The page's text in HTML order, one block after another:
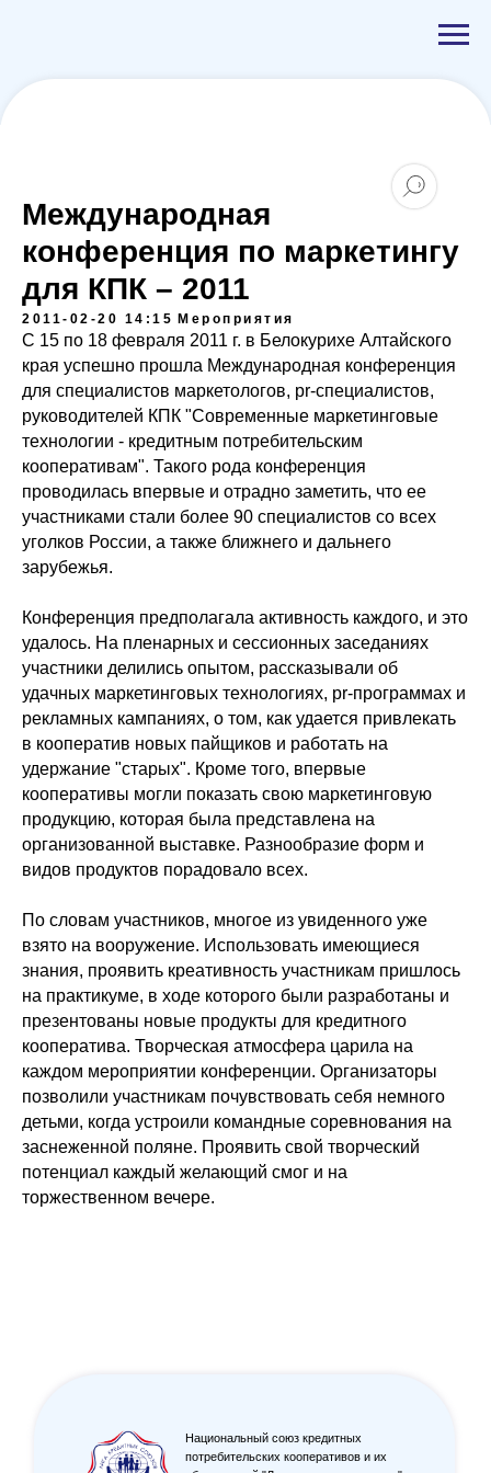
Международная
конференция по маркетингу
для КПК – 2011
2011-02-20 14:15 Мероприятия
С 15 по 18 февраля 2011 г. в Белокурихе Алтайского
края успешно прошла Международная конференция
для специалистов маркетологов, pr-специалистов,
руководителей КПК "Современные маркетинговые
технологии - кредитным потребительским
кооперативам". Такого рода конференция
проводилась впервые и отрадно заметить, что ее
участниками стали более 90 специалистов со всех
уголков России, а также ближнего и дальнего
зарубежья.
Конференция предполагала активность каждого, и это
удалось. На пленарных и сессионных заседаниях
участники делились опытом, рассказывали об
удачных маркетинговых технологиях, pr-программах и
рекламных кампаниях, о том, как удается привлекать
в кооператив новых пайщиков и работать на
удержание "старых". Кроме того, впервые
кооперативы могли показать свою маркетинговую
продукцию, которая была представлена на
организованной выставке. Разнообразие форм и
видов продуктов порадовало всех.
По словам участников, многое из увиденного уже
взято на вооружение. Использовать имеющиеся
знания, проявить креативность участникам пришлось
на практикуме, в ходе которого были разработаны и
презентованы новые продукты для кредитного
кооператива. Творческая атмосфера царила на
каждом мероприятии конференции. Организаторы
позволили участникам почувствовать себя немного
детьми, когда устроили командные соревнования на
заснеженной поляне. Проявить свой творческий
потенциал каждый желающий смог и на
торжественном вечере.
Национальный союз кредитных
потребительских кооперативов и их